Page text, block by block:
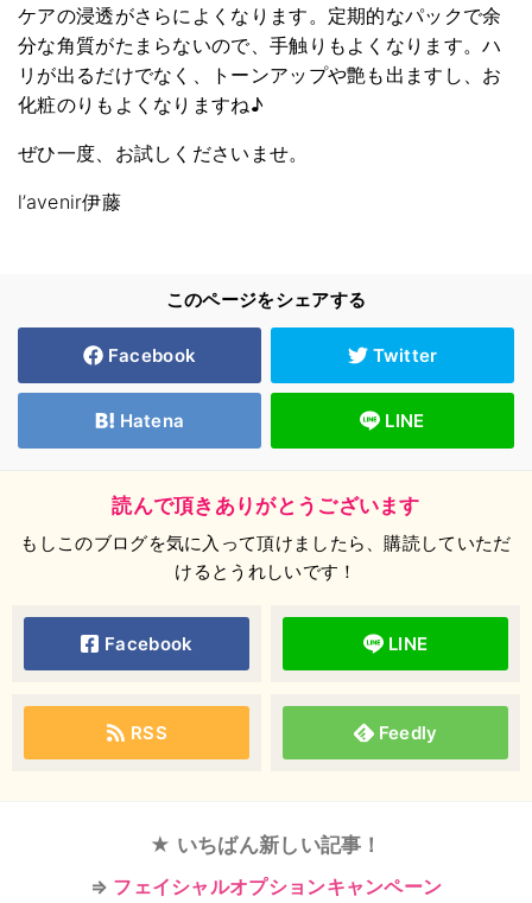
ケアの浸透がさらによくなります。定期的なパックで余
分な角質がたまらないので、手触りもよくなります。ハ
リが出るだけでなく、トーンアップや艶も出ますし、お
化粧のりもよくなりますね♪
ぜひ一度、お試しくださいませ。
l’avenir伊藤
このページをシェアする
Facebook Twitter
Hatena LINE
読んで頂きありがとうございます
もしこのブログを気に入って頂けましたら、購読していただ
けるとうれしいです！
Facebook LINE
RSS Feedly
★ いちばん新しい記事！
⇒ フェイシャルオプションキャンペーン